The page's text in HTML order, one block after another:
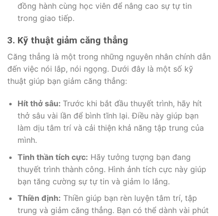
đồng hành cùng học viên để nâng cao sự tự tin
trong giao tiếp.
3. Kỹ thuật giảm căng thẳng
Căng thẳng là một trong những nguyên nhân chính dẫn
đến việc nói lắp, nói ngọng. Dưới đây là một số kỹ
thuật giúp bạn giảm căng thẳng:
Hít thở sâu: Trước khi bắt đầu thuyết trình, hãy hít
thở sâu vài lần để bình tĩnh lại. Điều này giúp bạn
làm dịu tâm trí và cải thiện khả năng tập trung của
mình.
Tinh thần tích cực: Hãy tưởng tượng bạn đang
thuyết trình thành công. Hình ảnh tích cực này giúp
bạn tăng cường sự tự tin và giảm lo lắng.
Thiền định: Thiền giúp bạn rèn luyện tâm trí, tập
trung và giảm căng thẳng. Bạn có thể dành vài phút